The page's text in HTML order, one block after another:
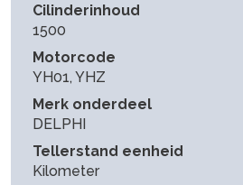
Cilinderinhoud
1500
Motorcode
YH01, YHZ
Merk onderdeel
DELPHI
Tellerstand eenheid
Kilometer